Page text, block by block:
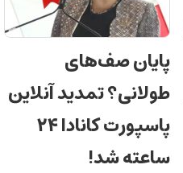
پایان صف‌های
طولانی؟ تمدید آنلاین
پاسپورت کانادا ۲۴
ساعته شد!